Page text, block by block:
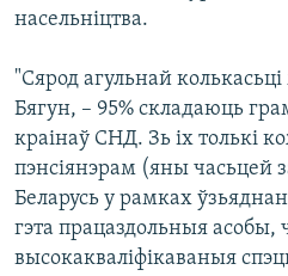
насельніцтва.
"Сярод агульнай колькасьці
Бягун, – 95% складаюць
краінаў СНД. Зь іх толькі
пэнсіянэрам (яны часьцей
Беларусь у рамках
гэта працаздольныя асобы,
высокакваліфікаваныя